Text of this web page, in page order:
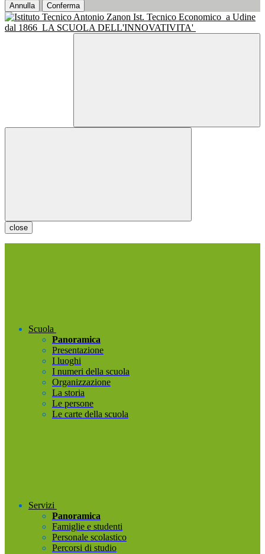
Annulla Conferma
Ist. Tecnico Economico a Udine
dal 1866 LA SCUOLA DELL'INNOVATIVITA'
close
Scuola
Panoramica
Presentazione
I luoghi
I numeri della scuola
Organizzazione
La storia
Le persone
Le carte della scuola
Servizi
Panoramica
Famiglie e studenti
Personale scolastico
Percorsi di studio